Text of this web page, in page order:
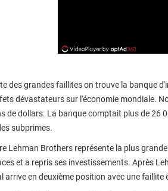
des grandes faillites on trouve la banque
dévastateurs sur l'économie mondiale.
de dollars. La banque comptait plus de 26
subprimes.
Lehman Brothers représente la plus
et a repris ses investissements. Après
arrive en deuxième position avec une faillite